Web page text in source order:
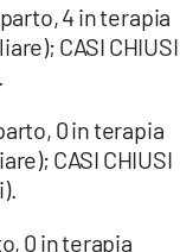
4 in terapia
CASI CHIUSI
0 in terapia
CASI CHIUSI
0 in terapia